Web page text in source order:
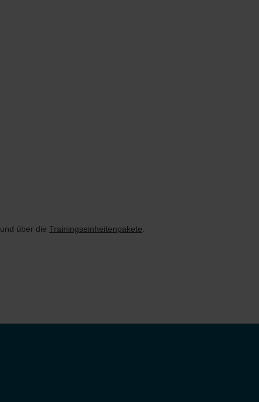
und über die Trainingseinheitenpakete